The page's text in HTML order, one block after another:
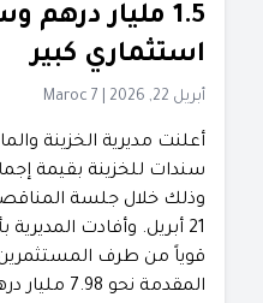
1.5 مليار
استثماري كبير
أبريل 22, 2026 Maroc 7
أعلنت مديرية الخزينة
وذلك خلال جلسة المناقصة
21 أبريل. ​وأفادت
قوياً من طرف
المقدمة